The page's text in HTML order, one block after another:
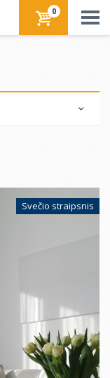
0
Svečio straipsnis